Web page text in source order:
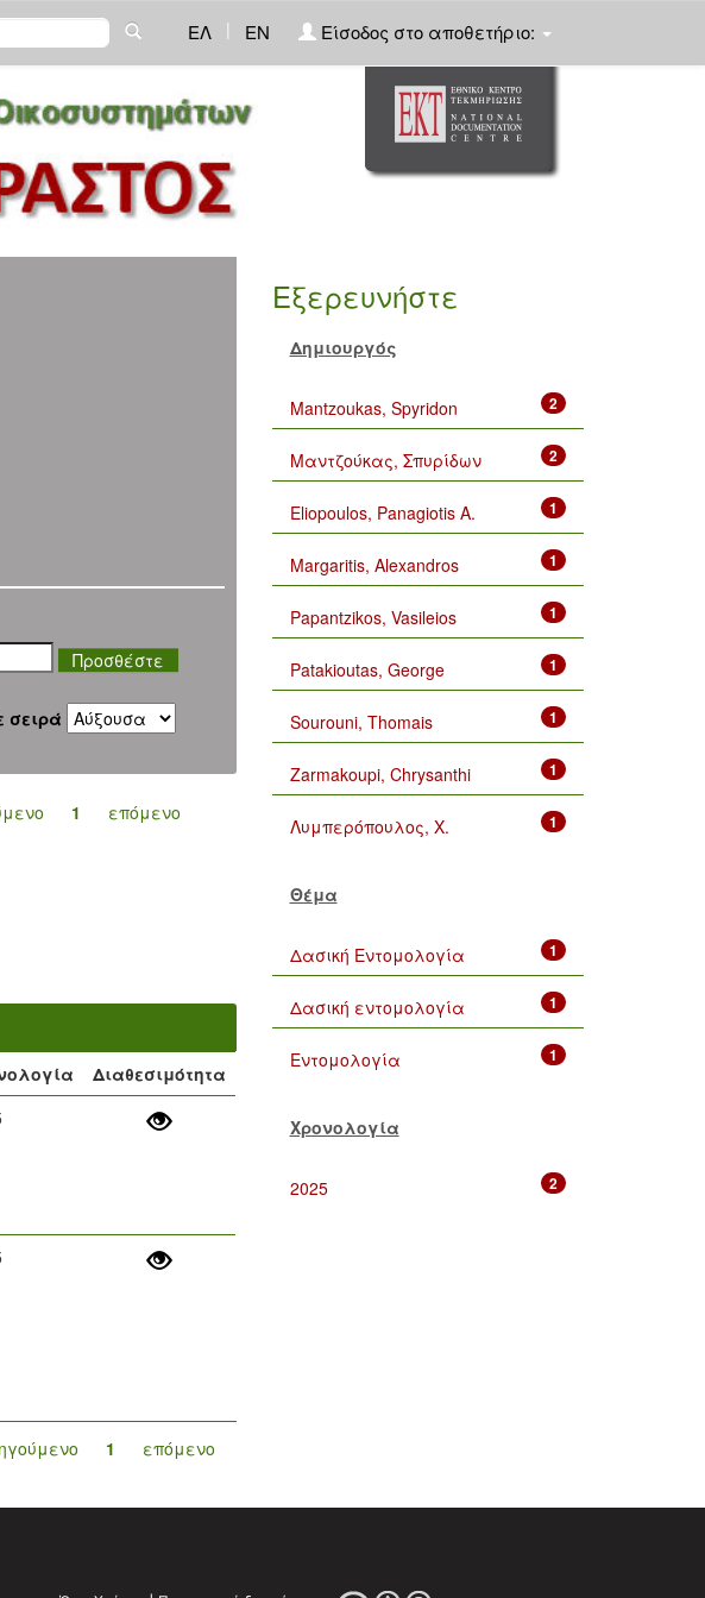
ΕΛ | EN Είσοδος στο αποθετήριο:
σειρά
1 επόμενο
Διαθεσιμότητα
1 επόμενο
Εξερευνήστε
Δημιουργός
2
Mantzoukas, Spyridon
2
Μαντζούκας, Σπυρίδων
1
Eliopoulos, Panagiotis A.
1
Margaritis, Alexandros
1
Papantzikos, Vasileios
1
Patakioutas, George
1
Sourouni, Thomais
1
Zarmakoupi, Chrysanthi
1
Λυμπερόπουλος, Χ.
Θέμα
1
Δασική Εντομολογία
1
Δασική εντομολογία
1
Εντομολογία
Χρονολογία
2
2025